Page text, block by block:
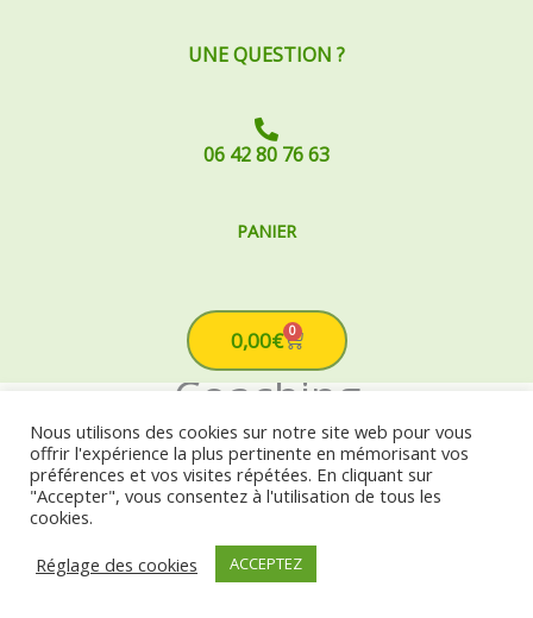
UNE QUESTION ?
06 42 80 76 63
PANIER
0,00€ 0
Cart
Coaching
Accueil Produits Coaching
© 2025 GeoBienEtre
Nous utilisons des cookies sur notre site web pour vous
offrir l'expérience la plus pertinente en mémorisant vos
préférences et vos visites répétées. En cliquant sur
"Accepter", vous consentez à l'utilisation de tous les
cookies.
Réglage des cookies
ACCEPTEZ